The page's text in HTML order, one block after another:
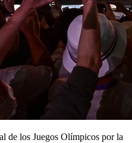
de los Juegos Olímpicos por la